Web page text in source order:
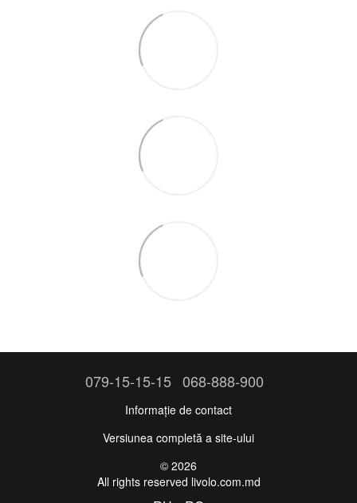
079-15-15-15 068-888-900
Informație de contact
Versiunea completă a site-ului
© 2026
All rights reserved livolo.com.md